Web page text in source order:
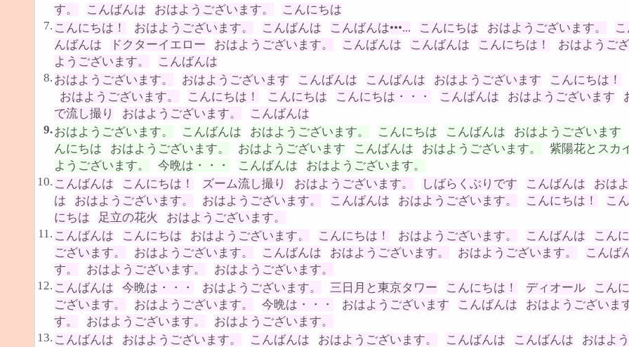
す。
こんばんは おはようございます。
こんにちは
7. こんにちは！ おはようございます。 こんばんは こんばんは•••... こんにちは おはようございます。
んばんは
ドクターイエロー おはようございます。 こんばんは こんばんは こんにちは！ おはようご
ようございます。
こんばんは
8. おはようございます。 おはようございます こんばんは こんばんは おはようございます こんにちは！
おはようございます。
こんにちは！ こんにちは こんにちは・・・ こんばんは おはようございます
で流し撮り
おはようございます。
こんばんは
9.おはようございます。 こんばんは おはようございます。 こんにちは こんばんは おはようございます
んにちは
おはようございます。 おはようございます こんばんは おはようございます。 紫陽花とスカ
ようございます。
今晩は・・・ こんばんは
おはようございます。
10. こんばんは こんにちは！ ズーム流し撮り おはようございます。 しばらくぶりです こんばんは おは
は
おはようございます。 おはようございます。 こんばんは おはようございます。 こんにちは！ こ
にちは
足立の花火
おはようございます。
11. こんばんは こんにちは おはようございます。 こんにちは！ おはようございます。 こんばんは こん
ございます。
おはようございます。 こんばんは おはようございます。 おはようございます。 こんば
す。
おはようございます。
おはようございます。
12. こんばんは 今晩は・・・ おはようございます。 三日月と東京タワー こんにちは！ ディオール こん
ございます。
おはようございます。 今晩は・・・ おはようございます こんばんは おはようございま
す。
おはようございます。
おはようございます。
13. こんばんは おはようございます。 こんばんは おはようございます。 こんばんは こんばんは おはよ